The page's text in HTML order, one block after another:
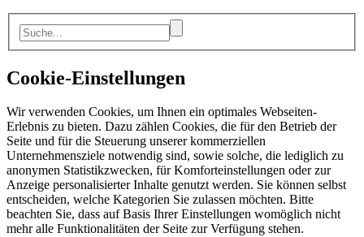
Cookie-Einstellungen
Wir verwenden Cookies, um Ihnen ein optimales Webseiten-
Erlebnis zu bieten. Dazu zählen Cookies, die für den Betrieb der
Seite und für die Steuerung unserer kommerziellen
Unternehmensziele notwendig sind, sowie solche, die lediglich zu
anonymen Statistikzwecken, für Komforteinstellungen oder zur
Anzeige personalisierter Inhalte genutzt werden. Sie können selbst
entscheiden, welche Kategorien Sie zulassen möchten. Bitte
beachten Sie, dass auf Basis Ihrer Einstellungen womöglich nicht
mehr alle Funktionalitäten der Seite zur Verfügung stehen.